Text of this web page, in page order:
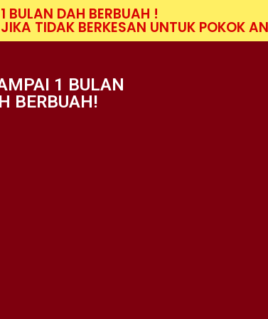
BULAN DAH BERBUAH !
TIDAK BERKESAN UNTUK POKOK
1 BULAN
BERBUAH!